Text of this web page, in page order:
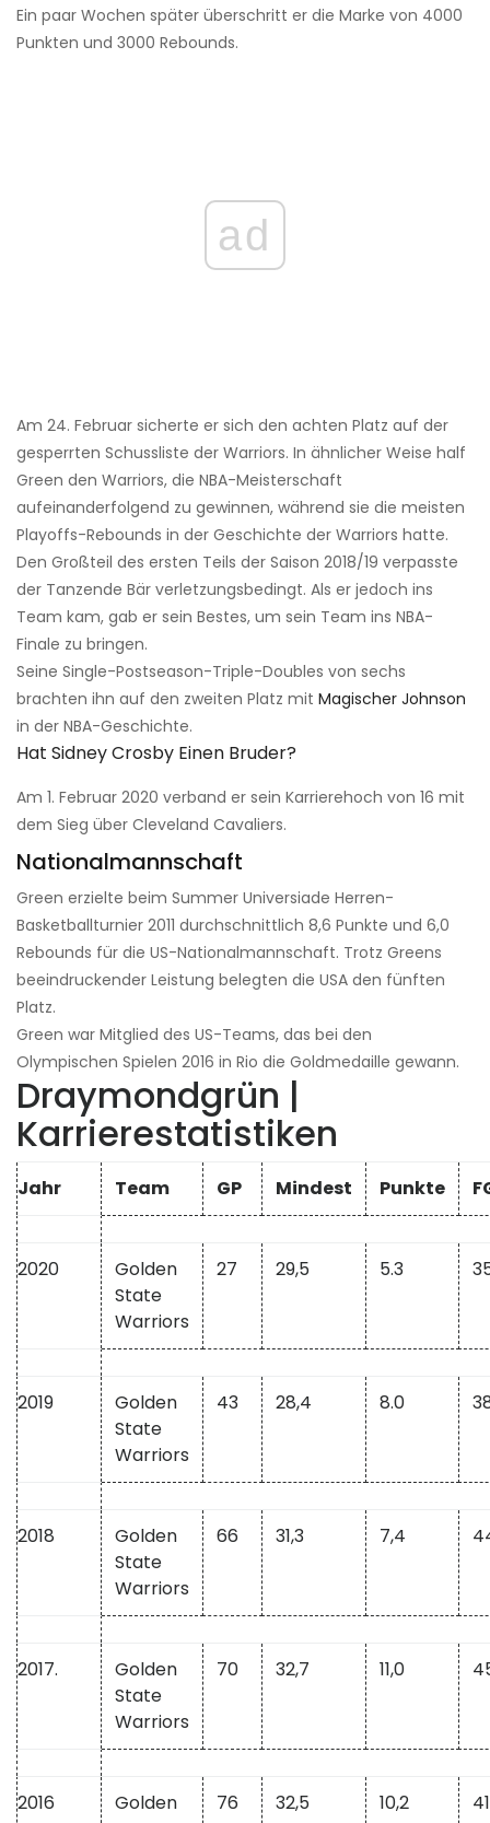
Ein paar Wochen später überschritt er die Marke von 4000
Punkten und 3000 Rebounds.
ad
Am 24. Februar sicherte er sich den achten Platz auf der
gesperrten Schussliste der Warriors. In ähnlicher Weise half
Green den Warriors, die NBA-Meisterschaft
aufeinanderfolgend zu gewinnen, während sie die meisten
Playoffs-Rebounds in der Geschichte der Warriors hatte.
Den Großteil des ersten Teils der Saison 2018/19 verpasste
der Tanzende Bär verletzungsbedingt. Als er jedoch ins
Team kam, gab er sein Bestes, um sein Team ins NBA-
Finale zu bringen.
Seine Single-Postseason-Triple-Doubles von sechs
brachten ihn auf den zweiten Platz mit Magischer Johnson
in der NBA-Geschichte.
Hat Sidney Crosby Einen Bruder?
Am 1. Februar 2020 verband er sein Karrierehoch von 16 mit
dem Sieg über Cleveland Cavaliers.
Nationalmannschaft
Green erzielte beim Summer Universiade Herren-
Basketballturnier 2011 durchschnittlich 8,6 Punkte und 6,0 ​​
Rebounds für die US-Nationalmannschaft. Trotz Greens
beeindruckender Leistung belegten die USA den fünften
Platz.
Green war Mitglied des US-Teams, das bei den
Olympischen Spielen 2016 in Rio die Goldmedaille gewann.
Draymondgrün |
Karrierestatistiken
Jahr Team GP Mindest Punkte
2020
Golden
State
Warriors
27 29,5 5.3
2019
Golden
State
Warriors
43 28,4 8.0
2018
Golden
State
Warriors
66 31,3 7,4
2017.
Golden
State
Warriors
70 32,7 11,0
2016
Golden
76 32,5 10,2